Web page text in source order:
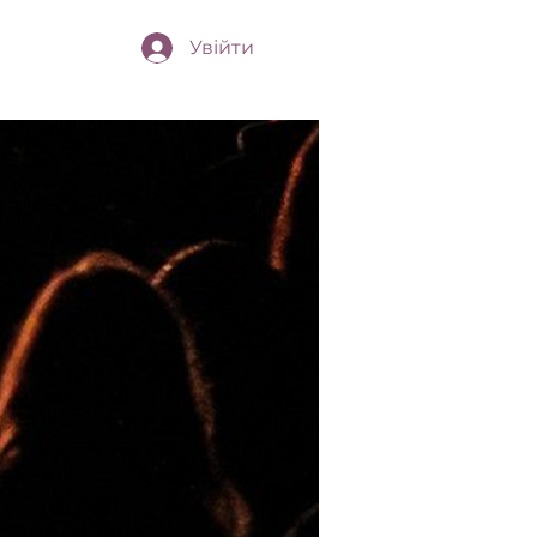
Увійти